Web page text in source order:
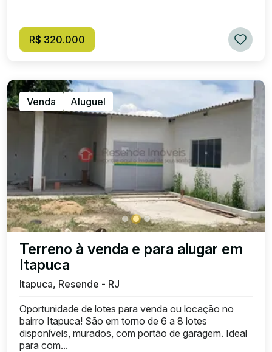
R$ 320.000
Venda Aluguel
Terreno à venda e para alugar em
Itapuca
Itapuca, Resende - RJ
Oportunidade de lotes para venda ou locação no
bairro Itapuca! São em torno de 6 a 8 lotes
disponíveis, murados, com portão de garagem. Ideal
para com...